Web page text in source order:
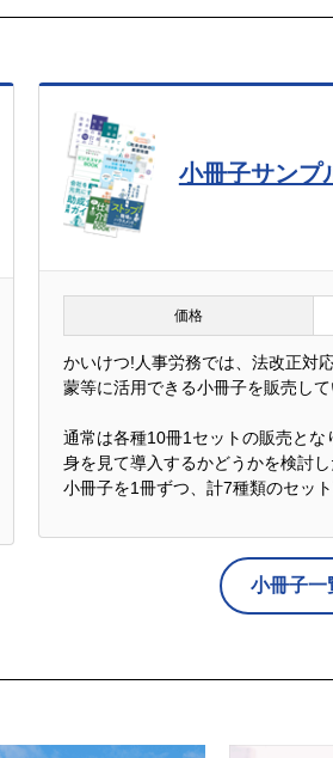
用目的の通知・開示・内容の訂正・追加
じます。開示等に応ずる窓口は、以下の
ただし、個人情報を提供されない場合に
れる情報を送る技術を利用しています。
おり、特定の個人を識別するものではあ
小冊子サンプ
価格
かいけつ!人事労務では、法改正対
蒙等に活用できる小冊子を販売して
通常は各種10冊1セットの販売と
身を見て導入するかどうかを検討
小冊子を1冊ずつ、計7種類のセッ
小冊子一